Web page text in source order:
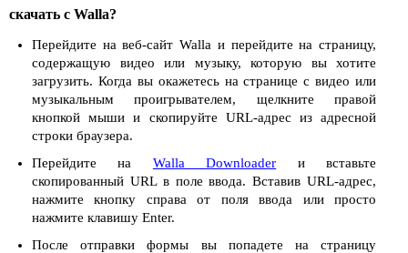
скачать с Walla?
Перейдите на веб-сайт Walla и перейдите на страницу,
содержащую видео или музыку, которую вы хотите
загрузить. Когда вы окажетесь на странице с видео или
музыкальным проигрывателем, щелкните правой
кнопкой мыши и скопируйте URL-адрес из адресной
строки браузера.
Перейдите на Walla Downloader и вставьте
скопированный URL в поле ввода. Вставив URL-адрес,
нажмите кнопку справа от поля ввода или просто
нажмите клавишу Enter.
После отправки формы вы попадете на страницу